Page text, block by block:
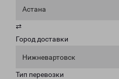
Астана
⇄
Город доставки
Нижневартовск
Тип перевозки